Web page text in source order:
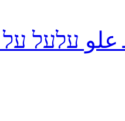
עלעל על